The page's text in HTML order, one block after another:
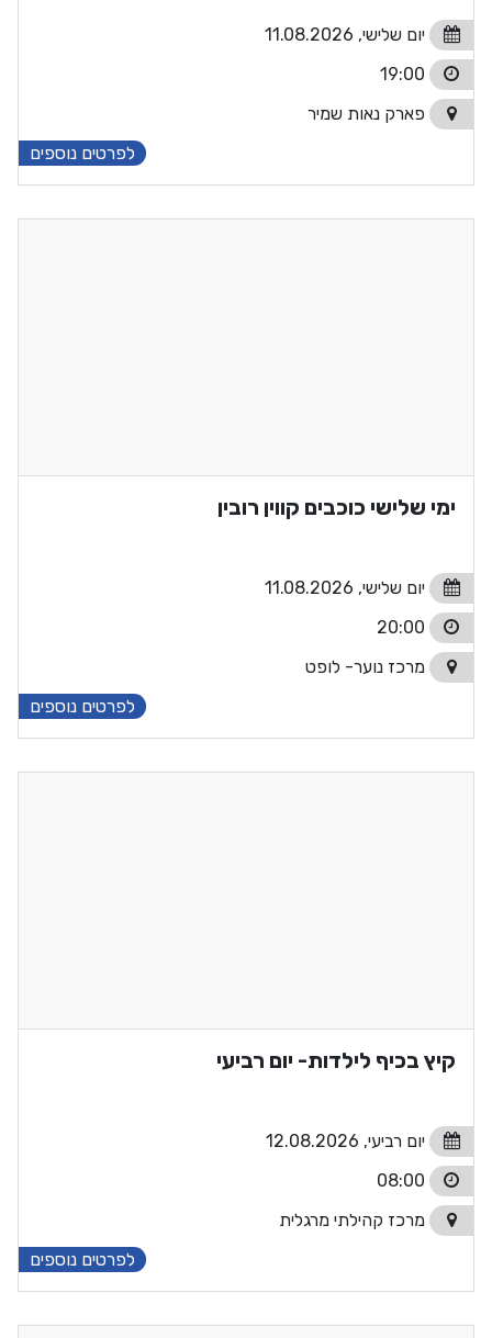
יום שלישי, 11.08.2026
פארק נאות שמיר
לפרטים נוספים
ימי שלישי כוכבים קווין רובין
יום שלישי, 11.08.2026
מרכז נוער- לופט
לפרטים נוספים
קיץ בכיף לילדות- יום רביעי
יום רביעי, 12.08.2026
מרכז קהילתי מרגלית
לפרטים נוספים